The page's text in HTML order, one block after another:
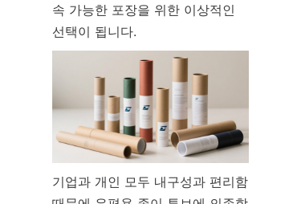
속 가능한 포장을 위한 이상적인
선택이 됩니다.
기업과 개인 모두 내구성과 편리함